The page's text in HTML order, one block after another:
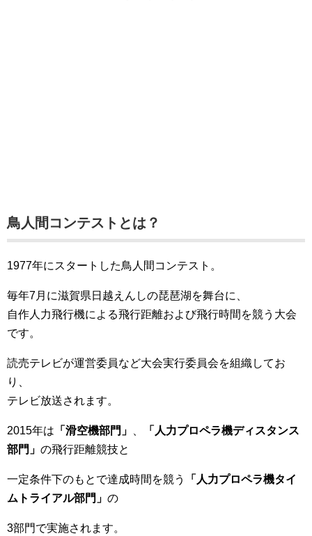
鳥人間コンテストとは？
1977年にスタートした鳥人間コンテスト。
毎年7月に滋賀県日越えんしの琵琶湖を舞台に、
自作人力飛行機による飛行距離および飛行時間を競う大会
です。
読売テレビが運営委員など大会実行委員会を組織してお
り、
テレビ放送されます。
2015年は 「滑空機部門」
「人力プロペラ機ディスタンス
部門」 の飛行距離競技と
一定条件下のもとで達成時間を競う
「人力プロペラ機タイ
ムトライアル部門」 の
3部門で実施されます。